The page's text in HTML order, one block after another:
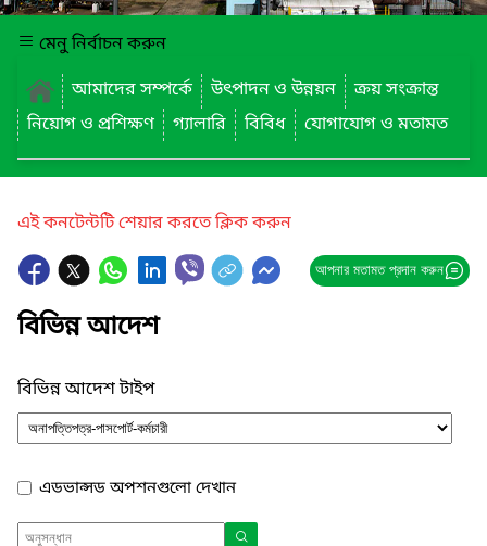
মেনু নির্বাচন করুন
আমাদের সম্পর্কে
উৎপাদন ও উন্নয়ন
ক্রয় সংক্রান্ত
নিয়োগ ও প্রশিক্ষণ
গ্যালারি বিবিধ যোগাযোগ ও মতামত
এই কনটেন্টটি শেয়ার করতে ক্লিক করুন
আপনার মতামত প্রদান করুন
বিভিন্ন আদেশ
বিভিন্ন আদেশ টাইপ
এডভান্সড অপশনগুলো দেখান